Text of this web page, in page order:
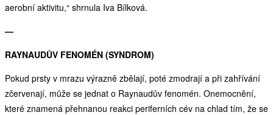
aerobní aktivitu,“ shrnula Iva Bílková.
—
RAYNAUDŮV FENOMÉN (SYNDROM)
Pokud prsty v mrazu výrazně zbělají, poté zmodrají a při zahřívání
zčervenají, může se jednat o Raynaudův fenomén. Onemocnění,
které znamená přehnanou reakci periferních cév na chlad tím, že se